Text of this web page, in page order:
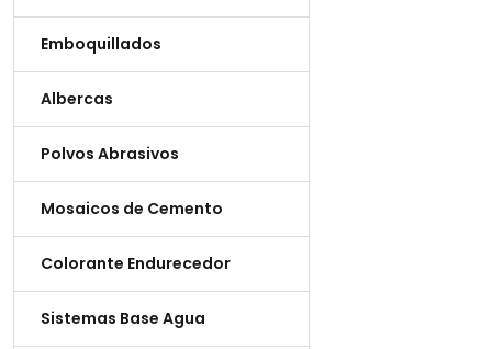
Emboquillados
Albercas
Polvos Abrasivos
Mosaicos de Cemento
Colorante Endurecedor
Sistemas Base Agua